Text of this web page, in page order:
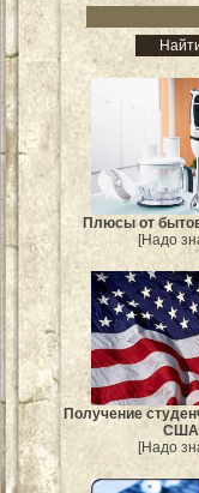
Плюсы от
[Надо
Получение
США
[Надо